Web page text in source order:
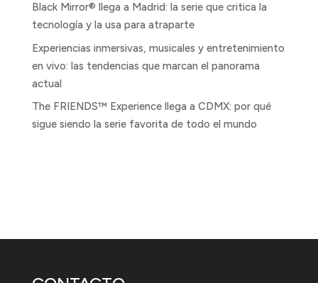
Black Mirror® llega a Madrid: la serie que critica la
tecnología y la usa para atraparte
Experiencias inmersivas, musicales y entretenimiento
en vivo: las tendencias que marcan el panorama
actual
The FRIENDS™ Experience llega a CDMX: por qué
sigue siendo la serie favorita de todo el mundo